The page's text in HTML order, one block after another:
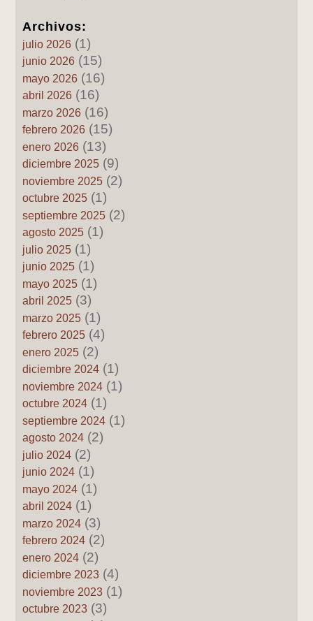
Archivos:
julio 2026 (1)
junio 2026 (15)
mayo 2026 (16)
abril 2026 (16)
marzo 2026 (16)
febrero 2026 (15)
enero 2026 (13)
diciembre 2025 (9)
noviembre 2025 (2)
octubre 2025 (1)
septiembre 2025 (2)
agosto 2025 (1)
julio 2025 (1)
junio 2025 (1)
mayo 2025 (1)
abril 2025 (3)
marzo 2025 (1)
febrero 2025 (4)
enero 2025 (2)
diciembre 2024 (1)
noviembre 2024 (1)
octubre 2024 (1)
septiembre 2024 (1)
agosto 2024 (2)
julio 2024 (2)
junio 2024 (1)
mayo 2024 (1)
abril 2024 (1)
marzo 2024 (3)
febrero 2024 (2)
enero 2024 (2)
diciembre 2023 (4)
noviembre 2023 (1)
octubre 2023 (3)